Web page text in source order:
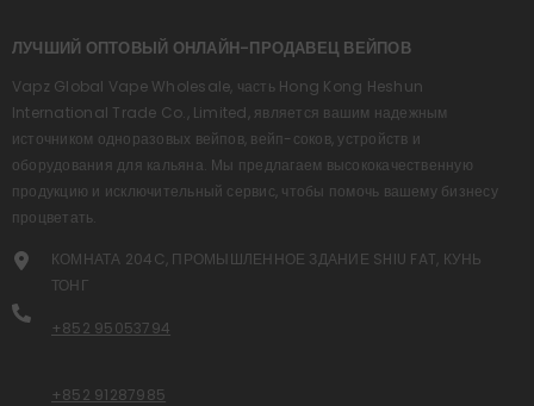
ЛУЧШИЙ ОПТОВЫЙ ОНЛАЙН-ПРОДАВЕЦ ВЕЙПОВ
Vapz Global Vape Wholesale, часть Hong Kong Heshun
International Trade Co., Limited, является вашим надежным
источником одноразовых вейпов, вейп-соков, устройств и
оборудования для кальяна. Мы предлагаем высококачественную
продукцию и исключительный сервис, чтобы помочь вашему бизнесу
процветать.
КОМНАТА 204C, ПРОМЫШЛЕННОЕ ЗДАНИЕ SHIU FAT, КУНЬ
ТОНГ
+852 95053794
+852 91287985